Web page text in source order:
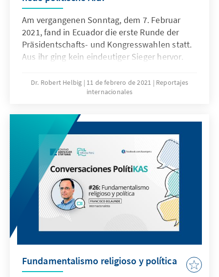
Am vergangenen Sonntag, dem 7. Februar
2021, fand in Ecuador die erste Runde der
Präsidentschafts- und Kongresswahlen statt.
Aus ihr ging kein eindeutiger Sieger hervor.
UNES (La Unión por la Esperanza) konnte sich
mit 32,57 Prozent als stärkster Kandidat für
April 2021 qualifizieren. Wer gegen ihn in der
Stichwahl antreten wird, ist auch fünf Tage
nach der Wahl noch ungewiss. Guillermo
Lasso von der liberalen Partei CREO (Creando
Oportunidades) und Yaku Pérez der indigenen
Bewegung MUPP (Movimiento de Unidad
Plurinacional Pachakutik) liegen nach
momentanem Stand der Auszählung
praktisch gleich auf. Der bemerkenswert
knappe Vorsprung des zweitplatzierten vor
Dr. Robert Helbig 11 de febrero de 2021
Reportajes
internacionales
Fundamentalismo religioso y política